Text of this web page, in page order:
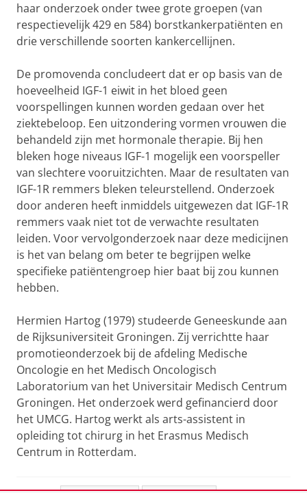
haar onderzoek onder twee grote groepen (van
respectievelijk 429 en 584) borstkankerpatiënten en
drie verschillende soorten kankercellijnen.
De promovenda concludeert dat er op basis van de
hoeveelheid IGF-1 eiwit in het bloed geen
voorspellingen kunnen worden gedaan over het
ziektebeloop. Een uitzondering vormen vrouwen die
behandeld zijn met hormonale therapie. Bij hen
bleken hoge niveaus IGF-1 mogelijk een voorspeller
van slechtere vooruitzichten. Maar de resultaten van
IGF-1R remmers bleken teleurstellend. Onderzoek
door anderen heeft inmiddels uitgewezen dat IGF-1R
remmers vaak niet tot de verwachte resultaten
leiden. Voor vervolgonderzoek naar deze medicijnen
is het van belang om beter te begrijpen welke
specifieke patiëntengroep hier baat bij zou kunnen
hebben.
Hermien Hartog (1979) studeerde Geneeskunde aan
de Rijksuniversiteit Groningen. Zij verrichtte haar
promotieonderzoek bij de afdeling Medische
Oncologie en het Medisch Oncologisch
Laboratorium van het Universitair Medisch Centrum
Groningen. Het onderzoek werd gefinancierd door
het UMCG. Hartog werkt als arts-assistent in
opleiding tot chirurg in het Erasmus Medisch
Centrum in Rotterdam.